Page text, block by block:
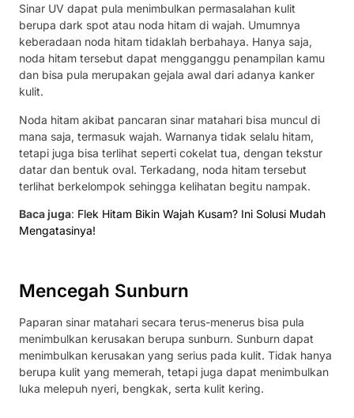
Sinar UV dapat pula menimbulkan permasalahan kulit
berupa dark spot atau noda hitam di wajah. Umumnya
keberadaan noda hitam tidaklah berbahaya. Hanya saja,
noda hitam tersebut dapat mengganggu penampilan kamu
dan bisa pula merupakan gejala awal dari adanya kanker
kulit.
Noda hitam akibat pancaran sinar matahari bisa muncul di
mana saja, termasuk wajah. Warnanya tidak selalu hitam,
tetapi juga bisa terlihat seperti cokelat tua, dengan tekstur
datar dan bentuk oval. Terkadang, noda hitam tersebut
terlihat berkelompok sehingga kelihatan begitu nampak.
Baca juga: Flek Hitam Bikin Wajah Kusam? Ini Solusi Mudah
Mengatasinya!
Mencegah Sunburn
Paparan sinar matahari secara terus-menerus bisa pula
menimbulkan kerusakan berupa sunburn. Sunburn dapat
menimbulkan kerusakan yang serius pada kulit. Tidak hanya
berupa kulit yang memerah, tetapi juga dapat menimbulkan
luka melepuh nyeri, bengkak, serta kulit kering.